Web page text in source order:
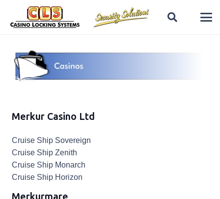
Merkur Casino Ltd
Cruise Ship Sovereign
Cruise Ship Zenith
Cruise Ship Monarch
Cruise Ship Horizon